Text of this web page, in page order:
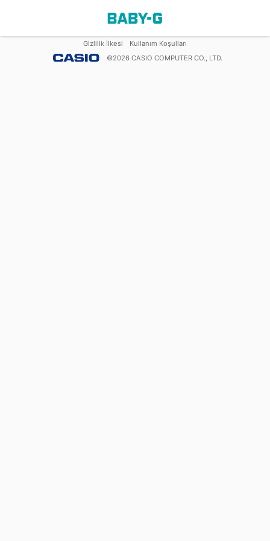
Gizlilik İlkesi
Kullanım Koşulları
©2026 CASIO COMPUTER CO., LTD.